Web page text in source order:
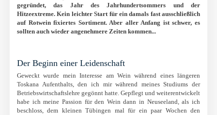
gegründet,
das Jahr des Jahrhundertsommers und der
Hitzeextreme. Kein leichter Start für ein damals fast ausschließlich
auf Rotwein fixiertes Sortiment. Aber aller Anfang ist schwer, es
sollten auch wieder angenehmere Zeiten kommen...
Der Beginn einer Leidenschaft
Geweckt wurde mein Interesse am Wein während eines längeren
Toskana Aufenthalts, den ich mir während meines Studiums der
Betriebswirtschaftslehre gegönnt hatte. Gepflegt und weiterentwickelt
habe ich meine Passion für den Wein dann in Neuseeland, als ich
beschloss, dem kleinen Tübingen mal für ein paar Wochen den